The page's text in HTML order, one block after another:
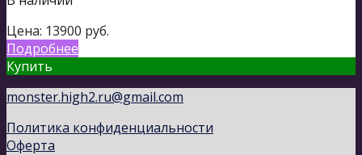
Цена: 13900 руб.
Подробнее
Купить
monster.high2.ru@gmail.com
Политика конфиденциальности
Оферта